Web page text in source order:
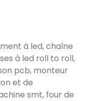
à led, chaîne
à led roll to roll,
pcb, monteur
et de
smt, four de